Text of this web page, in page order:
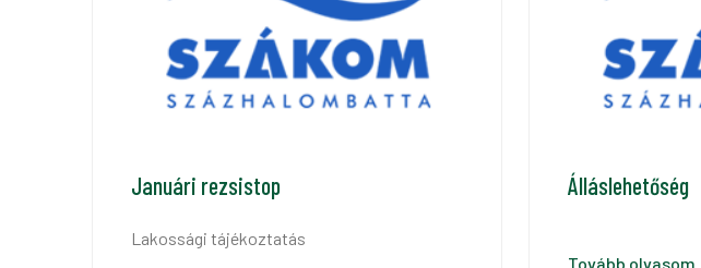
Januári rezsistop
Lakossági tájékoztatás
Álláslehetőség
Tovább olvasom